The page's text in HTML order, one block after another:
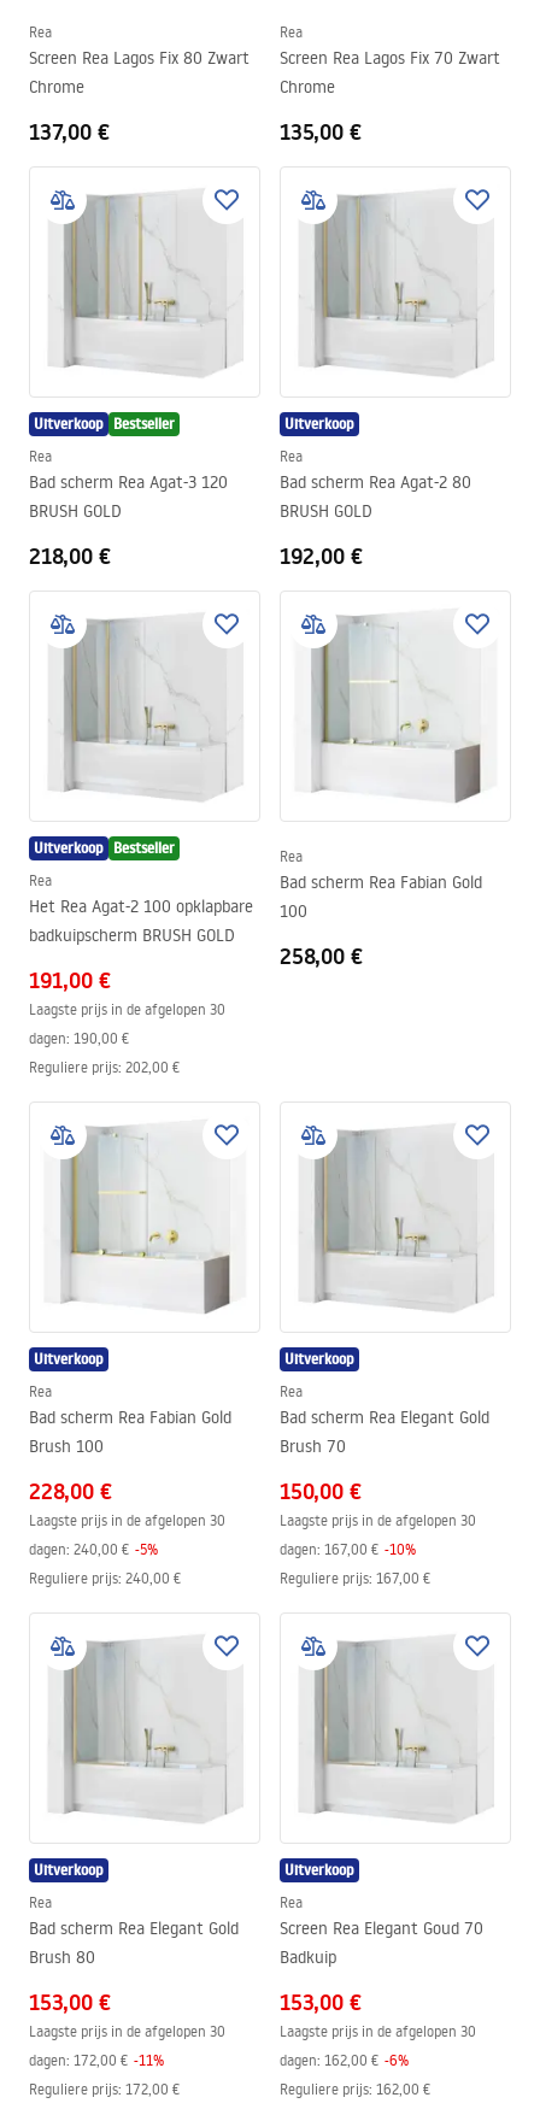
Rea
Screen Rea Lagos Fix 80 Zwart
Chrome
137,00 €
Rea
Screen Rea Lagos Fix 70 Zwart
Chrome
135,00 €
Uitverkoop Bestseller
Rea
Bad scherm Rea Agat-3 120
BRUSH GOLD
218,00 €
Uitverkoop
Rea
Bad scherm Rea Agat-2 80
BRUSH GOLD
192,00 €
Uitverkoop Bestseller
Rea
Het Rea Agat-2 100 opklapbare
badkuipscherm BRUSH GOLD
191,00 €
Laagste prijs in de afgelopen 30
dagen: 190,00 €
Reguliere prijs: 202,00 €
Rea
Bad scherm Rea Fabian Gold
100
258,00 €
Uitverkoop
Rea
Bad scherm Rea Fabian Gold
Brush 100
228,00 €
Laagste prijs in de afgelopen 30
dagen: 240,00 € -5%
Reguliere prijs: 240,00 €
Uitverkoop
Rea
Bad scherm Rea Elegant Gold
Brush 70
150,00 €
Laagste prijs in de afgelopen 30
dagen: 167,00 € -10%
Reguliere prijs: 167,00 €
Uitverkoop
Rea
Bad scherm Rea Elegant Gold
Brush 80
153,00 €
Laagste prijs in de afgelopen 30
dagen: 172,00 € -11%
Reguliere prijs: 172,00 €
Uitverkoop
Rea
Screen Rea Elegant Goud 70
Badkuip
153,00 €
Laagste prijs in de afgelopen 30
dagen: 162,00 € -6%
Reguliere prijs: 162,00 €